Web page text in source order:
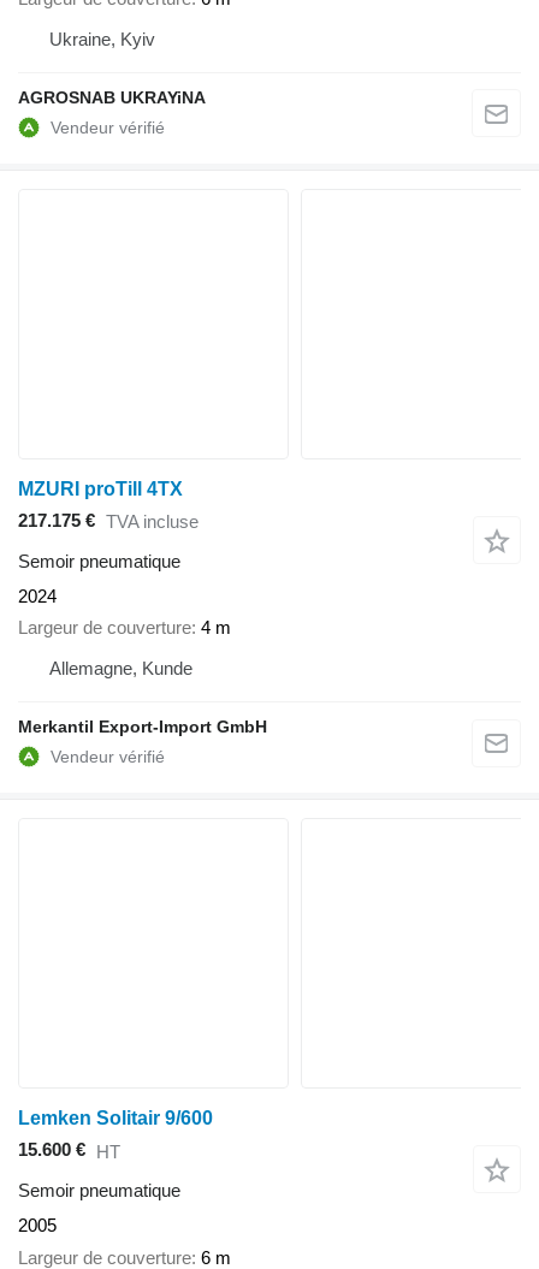
Ukraine, Kyiv
AGROSNAB UKRAYiNA
MZURI proTill 4TX
217.175 € TVA incluse
Semoir pneumatique
2024
Largeur de couverture 4 m
Allemagne, Kunde
Merkantil Export-Import GmbH
Lemken Solitair 9/600
15.600 € HT
Semoir pneumatique
2005
Largeur de couverture 6 m